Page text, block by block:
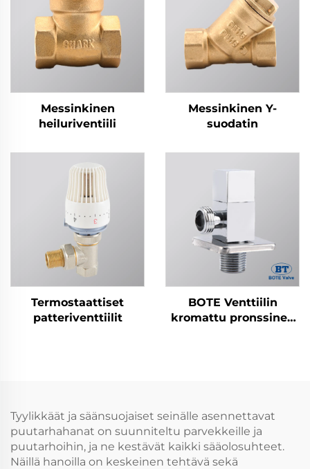
Messinkinen
heiluriventiili
Messinkinen Y-
suodatin
Termostaattiset
patteriventtiilit
BOTE Venttiilin
kromattu pronssinen
Tyylikkäät ja säänsuojaiset seinälle asennettavat
puutarhahanat on suunniteltu parvekkeille ja
puutarhoihin, ja ne kestävät kaikki sääolosuhteet.
Näillä hanoilla on keskeinen tehtävä sekä